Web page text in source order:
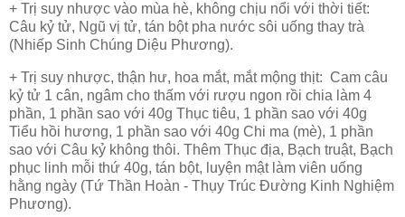
+ Trị suy nhược vào mùa hè, không chịu nổi với thời tiết:
Câu kỷ tử, Ngũ vị tử, tán bột pha nước sôi uống thay trà
(Nhiếp Sinh Chúng Diệu Phương).
+ Trị suy nhược, thận hư, hoa mắt, mắt mộng thịt: Cam câu
kỷ tử 1 cân, ngâm cho thấm với rượu ngon rồi chia làm 4
phần, 1 phần sao với 40g Thục tiêu, 1 phần sao với 40g
Tiểu hồi hương, 1 phần sao với 40g Chi ma (mè), 1 phần
sao với Câu kỷ không thôi. Thêm Thục địa, Bạch truật, Bạch
phục linh mỗi thứ 40g, tán bột, luyện mật làm viên uống
hằng ngày (Tứ Thần Hoàn - Thụy Trúc Đường Kinh Nghiệm
Phương).